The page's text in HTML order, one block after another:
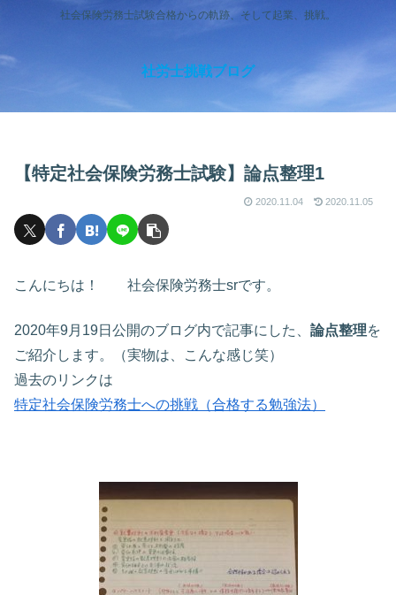
社会保険労務士試験合格からの軌跡、そして起業、挑戦。
社労士挑戦ブログ
【特定社会保険労務士試験】論点整理1
2020.11.04 2020.11.05
こんにちは！ 社会保険労務士srです。
2020年9月19日公開のブログ内で記事にした、 論点整理を
ご紹介します。（実物は、こんな感じ笑）
過去のリンクは
特定社会保険労務士への挑戦（合格する勉強法）